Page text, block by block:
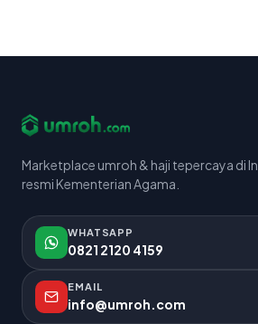
Marketplace umroh & haji tepercaya di
resmi Kementerian Agama.
WHATSAPP
0821 2120 4159
EMAIL
info@umroh.com